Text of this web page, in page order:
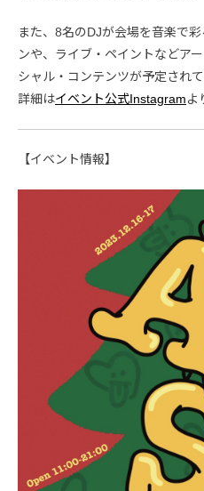
また、8名のDJが会場を音楽で
ンや、ライブ・ペイントなどア
シャル・コンテンツが予定され
詳細はイベント公式Instagramよ
【イベント情報】